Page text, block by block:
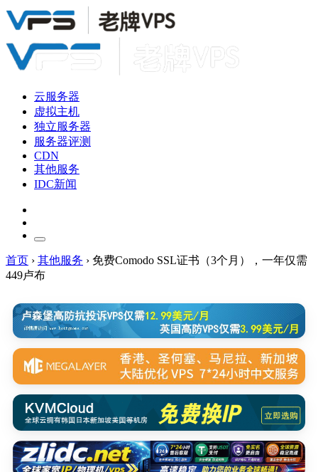
云服务器
虚拟主机
独立服务器
服务器评测
CDN
其他服务
IDC新闻
首页 › 其他服务 › 免费Comodo SSL证书（3个月），一年仅需
449卢布